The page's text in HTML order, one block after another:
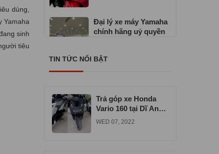
dùng,
Yamaha
sinh
tiêu
Đại lý xe máy Yamaha
chính hãng uỷ quyền
TIN TỨC NỔI BẬT
Trả góp xe Honda
Vario 160 tại Dĩ An
uy tín chất lượng
WED 07, 2022